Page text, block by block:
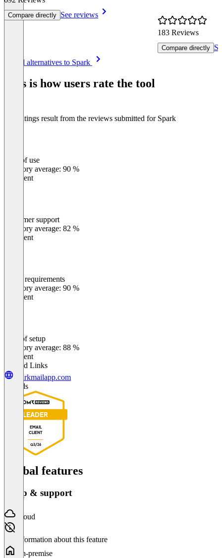
Compare directly See reviews
183 Reviews
Compare directly
See all alternatives to Spark
This is how users rate the tool
The ratings result from the reviews submitted for Spark
Ease of use
Category average: 90 %
Excellent
Customer support
Category average: 82 %
Excellent
Meets requirements
Category average: 90 %
Excellent
Ease of setup
Category average: 88 %
Excellent
Related Links
sparkmailapp.com
Awards
LEADER
EMAIL
CLIENT
Q3/26
Global features
Setup & support
Cloud
No information about this feature
On-premise